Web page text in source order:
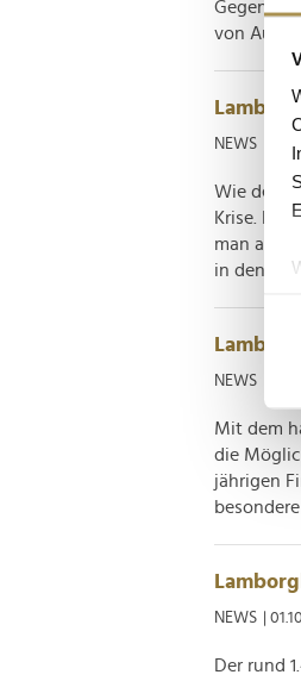
von
NEWS |
Wie der
Krise.
man auch
in den
NEWS
Mit dem
die
jährigen
NEWS |
Der rund